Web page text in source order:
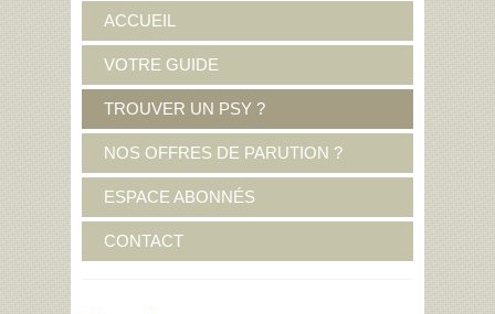
ACCUEIL
VOTRE GUIDE
TROUVER UN PSY ?
NOS OFFRES DE PARUTION ?
ESPACE ABONNÉS
CONTACT